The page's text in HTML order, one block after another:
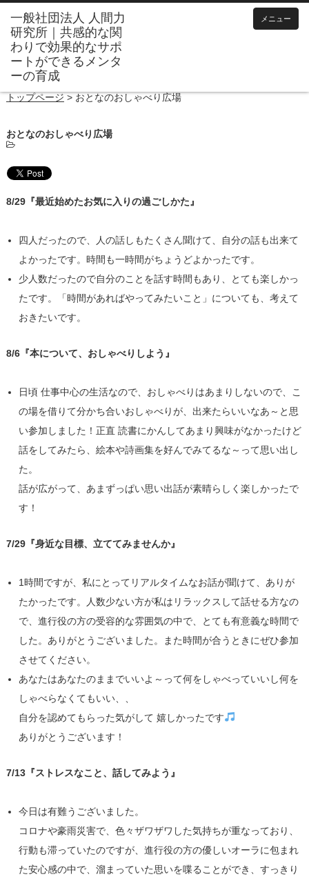
メニュー
トップページ > おとなのおしゃべり広場
おとなのおしゃべり広場
8/29『最近始めたお気に入りの過ごしかた』
四人だったので、人の話しもたくさん聞けて、自分の話も出来て
よかったです。時間も一時間がちょうどよかったです。
少人数だったので自分のことを話す時間もあり、とても楽しかっ
たです。「時間があればやってみたいこと」についても、考えて
おきたいです。
8/6『本について、おしゃべりしよう』
日頃 仕事中心の生活なので、おしゃべりはあまりしないので、こ
の場を借りて分かち合いおしゃべりが、出来たらいいなあ～と思
い参加しました！正直 読書にかんしてあまり興味がなかったけど
話をしてみたら、絵本や詩画集を好んでみてるな～って思い出し
た。
話が広がって、あまずっぱい思い出話が素晴らしく楽しかったで
す！
7/29『身近な目標、立ててみませんか』
1時間ですが、私にとってリアルタイムなお話が聞けて、ありが
たかったです。人数少ない方が私はリラックスして話せる方なの
で、進行役の方の受容的な雰囲気の中で、とても有意義な時間で
した。ありがとうございました。また時間が合うときにぜひ参加
させてください。
あなたはあなたのままでいいよ～って何をしゃべっていいし何を
しゃべらなくてもいい、、
自分を認めてもらった気がして 嬉しかったです
ありがとうございます！
7/13『ストレスなこと、話してみよう』
今日は有難うございました。
コロナや豪雨災害で、色々ザワザワした気持ちが重なっており、
行動も滞っていたのですが、進行役の方の優しいオーラに包まれ
た安心感の中で、溜まっていた思いを喋ることができ、すっきり